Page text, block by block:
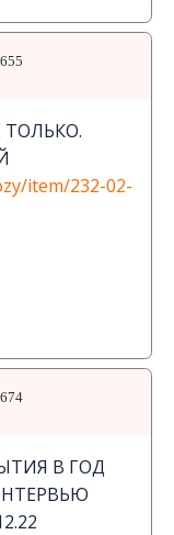
ТОЛЬКО.
item/232-02-
В ГОД